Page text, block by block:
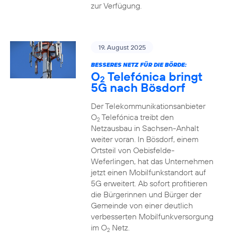
zur Verfügung.
19. August 2025
BESSERES NETZ FÜR DIE BÖRDE:
O2 Telefónica bringt
5G nach Bösdorf
Der Telekommunikationsanbieter
O2Telefónica treibt den
Netzausbau in Sachsen-Anhalt
weiter voran. In Bösdorf, einem
Ortsteil von Oebisfelde-
Weferlingen, hat das Unternehmen
jetzt einen Mobilfunkstandort auf
5G erweitert. Ab sofort profitieren
die Bürgerinnen und Bürger der
Gemeinde von einer deutlich
verbesserten Mobilfunkversorgung
im O2Netz.